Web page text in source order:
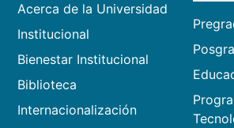
Acerca de la Universidad
Institucional
Bienestar Institucional
Biblioteca
Internacionalización